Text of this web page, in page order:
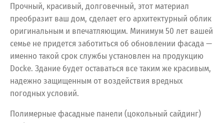
Прочный, красивый, долговечный, этот материал
преобразит ваш дом, сделает его архитектурный облик
оригинальным и впечатляющим. Минимум 50 лет вашей
семье не придется заботиться об обновлении фасада —
именно такой срок службы установлен на продукцию
Docke. Здание будет оставаться все таким же красивым,
надежно защищенным от воздействия вредных
погодных условий.
Полимерные фасадные панели (цокольный сайдинг)